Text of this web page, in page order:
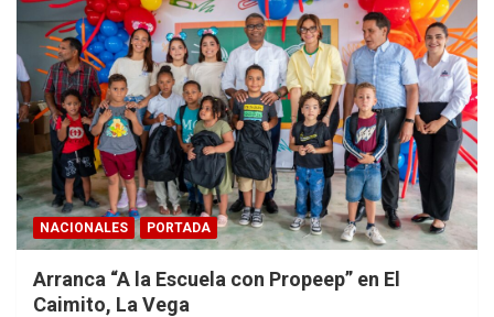
NACIONALES PORTADA
Arranca “A la Escuela con Propeep” en El
Caimito, La Vega